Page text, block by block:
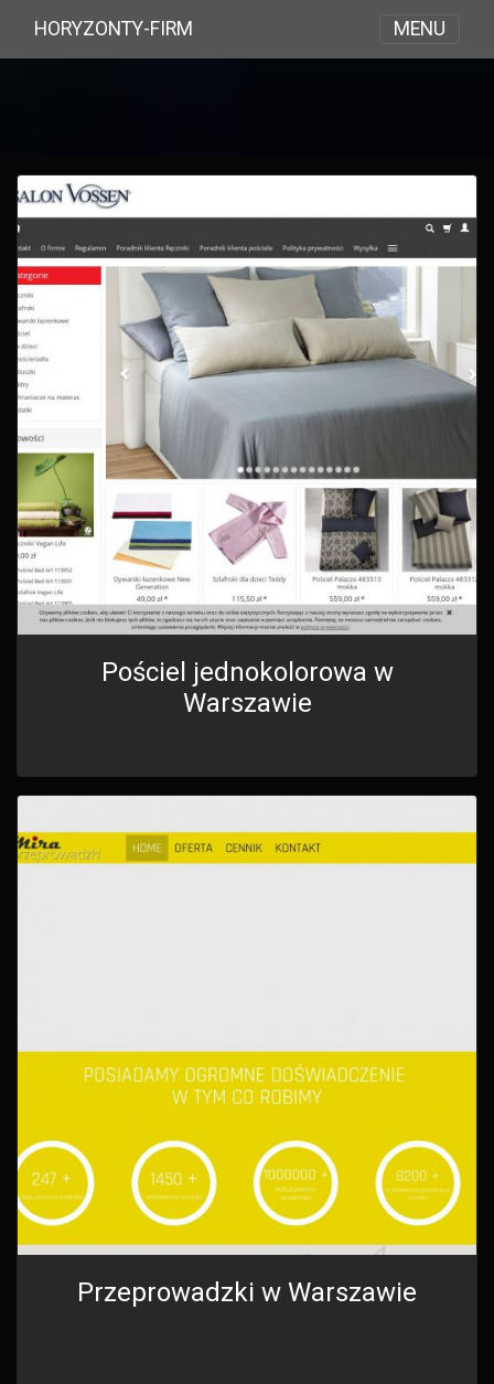
HORYZONTY-FIRM MENU
Pościel jednokolorowa w
Warszawie
Przeprowadzki w Warszawie